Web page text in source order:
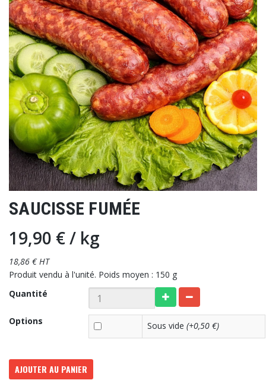
SAUCISSE FUMÉE
19,90 €/ kg
18,86 € HT
Produit vendu à l'unité. Poids moyen : 150 g
Quantité
Options Sous vide (+0,50 €)
AJOUTER AU PANIER